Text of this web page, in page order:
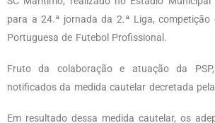
para a 24.ª jornada da 2.ª Liga, competição
Portuguesa de Futebol Profissional.
Fruto da colaboração e atuação da
notificados da medida cautelar decretada pela
Em resultado dessa medida cautelar, os